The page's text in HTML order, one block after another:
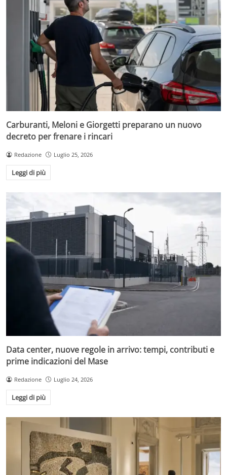
Carburanti, Meloni e Giorgetti preparano un nuovo
decreto per frenare i rincari
Redazione Luglio 25, 2026
Leggi di più
Data center, nuove regole in arrivo: tempi, contributi e
prime indicazioni del Mase
Redazione Luglio 24, 2026
Leggi di più